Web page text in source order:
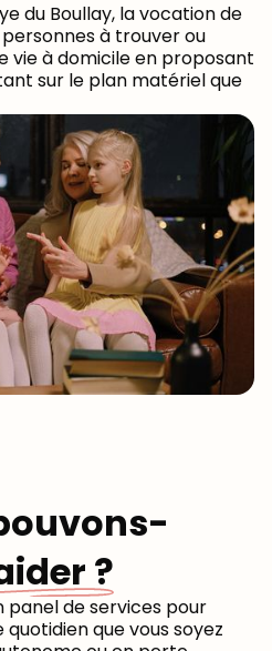
du Boullay, la vocation de
à trouver ou
vie à domicile en proposant
sur le plan matériel que
?
panel de services pour
que vous soyez